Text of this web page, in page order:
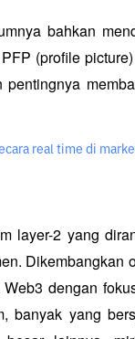
bahkan
(profile
real time di
layer-2 yang
Dikembangkan
dengan
banyak yang